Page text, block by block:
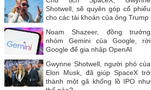
Shotwell, sẽ quyên góp cổ phiếu
cho các tài khoản của ông Trump
Noam Shazeer, đồng trưởng
nhóm Gemini của Google, rời
Google để gia nhập OpenAI
Gwynne Shotwell, người phó của
Elon Musk, đã giúp SpaceX trở
thành một gã khổng lồ IPO như